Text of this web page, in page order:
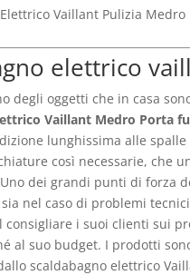
Vaillant Pulizia
elettrico
degli oggetti che in casa
Vaillant Medro Porta
lunghissima alle
così necessarie, che
dei grandi punti di forza
nel caso di problemi
consigliare i suoi clienti sui
al suo budget. I prodotti
scaldabagno elettrico